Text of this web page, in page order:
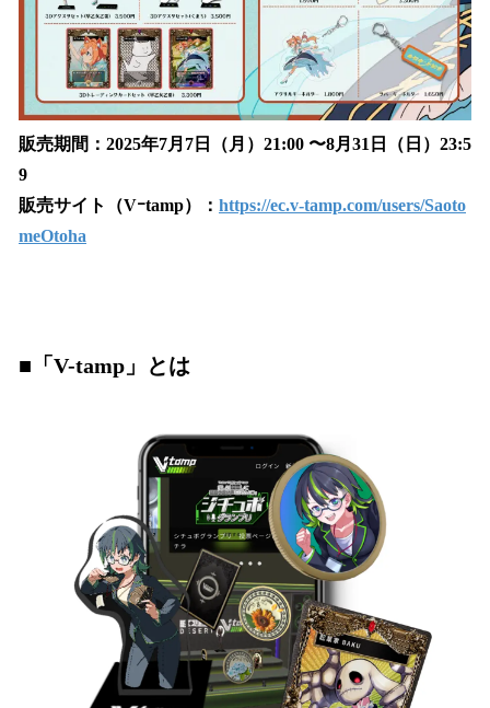
販売期間：2025年7月7日（月）21:00 〜8月31日（日）23:5
9
販売サイト（Vｰtamp）： https://ec.v-tamp.com/users/Saoto
meOtoha
■「V-tamp」とは